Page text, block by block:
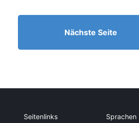
Nächste Seite
Seitenlinks Sprachen